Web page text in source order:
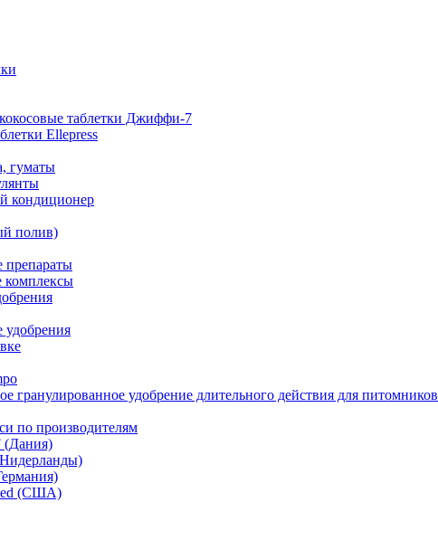
таблетки Джиффи-7
Ellepress
гуматы
кондиционер
полив)
препараты
комплексы
гранулированное удобрение длительного действия для питомников
по производителям
(США)